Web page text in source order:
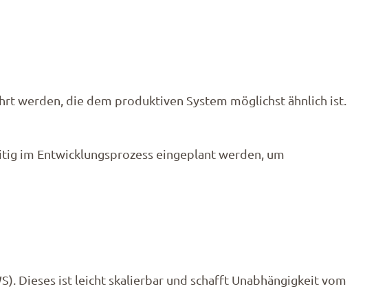
werden, die dem produktiven System möglichst ähnlich ist.
im Entwicklungsprozess eingeplant werden, um
Dieses ist leicht skalierbar und schafft Unabhängigkeit vom